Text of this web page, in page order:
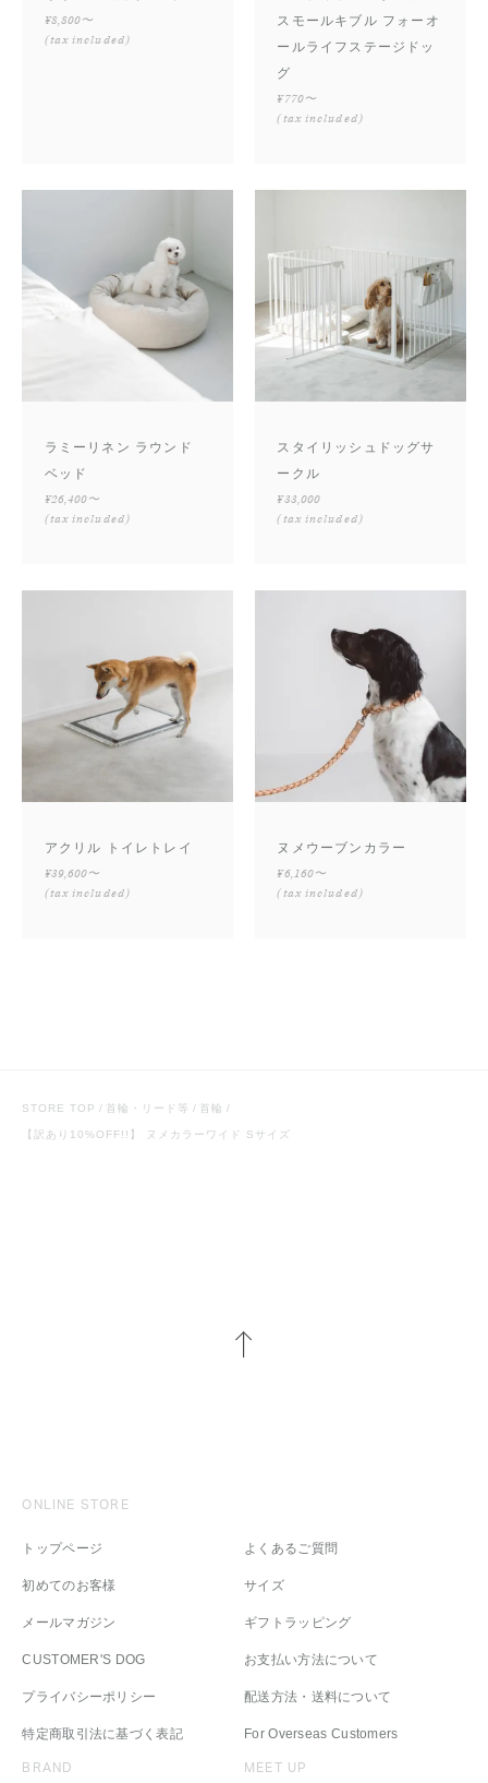
¥8,800〜
(tax included)
スモールキブル フォーオ
ールライフステージドッ
グ
¥770〜
(tax included)
ラミーリネン ラウンド
ベッド
¥26,400〜
(tax included)
スタイリッシュドッグサ
ークル
¥33,000
(tax included)
アクリル トイレトレイ
¥39,600〜
(tax included)
ヌメウーブンカラー
¥6,160〜
(tax included)
STORE TOP 首輪・リード等 首輪
【訳あり10%OFF!!】 ヌメカラーワイド Sサイズ
ONLINE STORE
トップページ
初めてのお客様
メールマガジン
CUSTOMER'S DOG
プライバシーポリシー
特定商取引法に基づく表記
よくあるご質問
サイズ
ギフトラッピング
お支払い方法について
配送方法・送料について
For Overseas Customers
BRAND MEET UP